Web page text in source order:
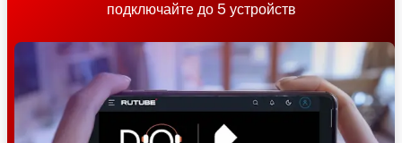
подключайте до 5 устройств